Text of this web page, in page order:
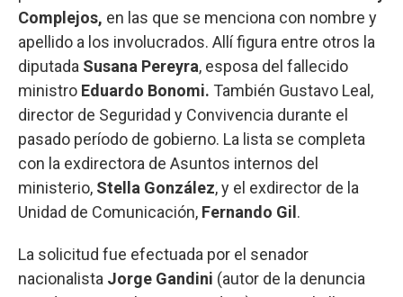
Complejos, en las que se menciona con nombre y
apellido a los involucrados. Allí figura entre otros la
diputada Susana Pereyra, esposa del fallecido
ministro Eduardo Bonomi. También Gustavo Leal,
director de Seguridad y Convivencia durante el
pasado período de gobierno. La lista se completa
con la exdirectora de Asuntos internos del
ministerio, Stella González, y el exdirector de la
Unidad de Comunicación, Fernando Gil .
La solicitud fue efectuada por el senador
nacionalista Jorge Gandini (autor de la denuncia